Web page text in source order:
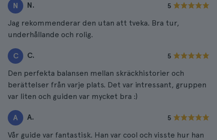
N N. 5
Jag rekommenderar den utan att tveka. Bra tur,
underhållande och rolig.
C C. 5
Den perfekta balansen mellan skräckhistorier och
berättelser från varje plats. Det var intressant, gruppen
var liten och guiden var mycket bra :)
A A. 5
Vår guide var fantastisk. Han var cool och visste hur han